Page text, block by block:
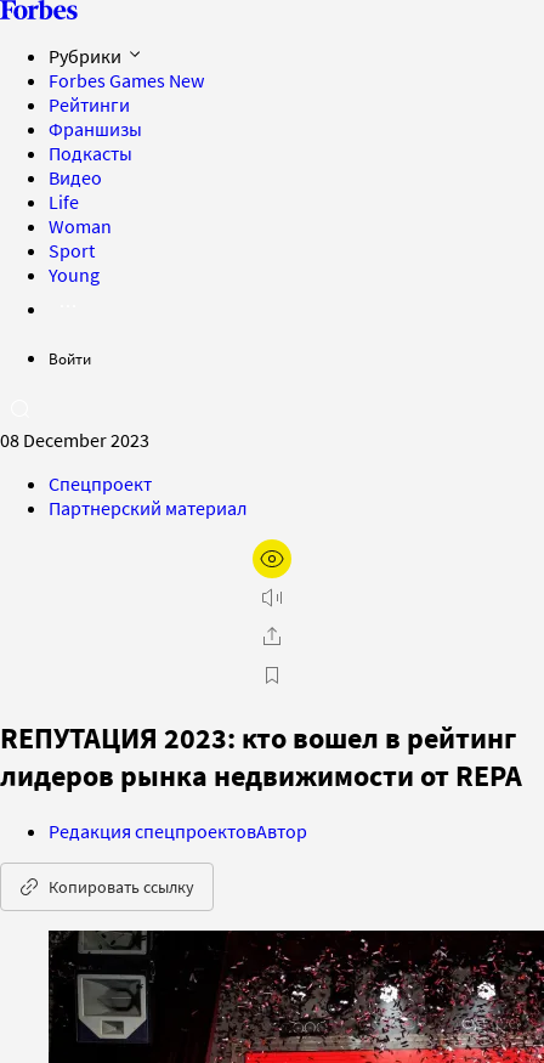
Рубрики
Forbes Games New
Рейтинги
Франшизы
Подкасты
Видео
Life
Woman
Sport
Young
Войти
08 December 2023
Спецпроект
Партнерский материал
REПУТАЦИЯ 2023: кто вошел в рейтинг
лидеров рынка недвижимости от REPA
Редакция спецпроектовАвтор
Копировать ссылку